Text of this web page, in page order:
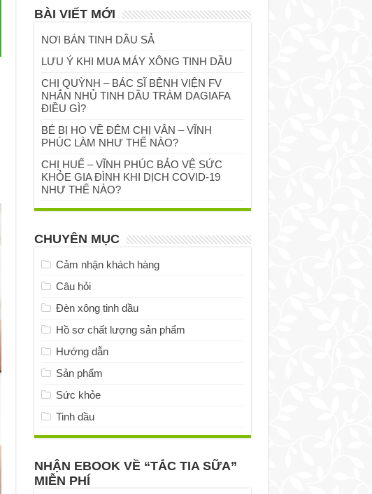
BÀI VIẾT MỚI
NƠI BÁN TINH DẦU SẢ
LƯU Ý KHI MUA MÁY XÔNG TINH DẦU
CHỊ QUỲNH – BÁC SĨ BỆNH VIỆN FV
NHẮN NHỦ TINH DẦU TRÀM DAGIAFA
ĐIỀU GÌ?
BÉ BỊ HO VỀ ĐÊM CHỊ VÂN – VĨNH
PHÚC LÀM NHƯ THẾ NÀO?
CHỊ HUẾ – VĨNH PHÚC BẢO VỆ SỨC
KHỎE GIA ĐÌNH KHI DỊCH COVID-19
NHƯ THẾ NÀO?
CHUYÊN MỤC
Cảm nhận khách hàng
Câu hỏi
Đèn xông tinh dầu
Hồ sơ chất lượng sản phẩm
Hướng dẫn
Sản phẩm
Sức khỏe
Tinh dầu
NHẬN EBOOK VỀ “TẮC TIA SỮA”
MIỄN PHÍ